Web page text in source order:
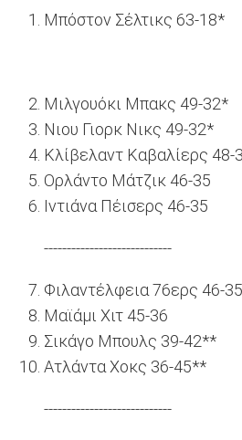
Μπόστον Σέλτικς 63-18*
Μιλγουόκι Μπακς 49-32*
Νιου Γιορκ Νικς 49-32*
Κλίβελαντ Καβαλίερς 48-
Ορλάντο Μάτζικ 46-35
Ιντιάνα Πέισερς 46-35
----------------------------
Φιλαντέλφεια 76ερς 46-35
Μαϊάμι Χιτ 45-36
Σικάγο Μπουλς 39-42**
Ατλάντα Χοκς 36-45**
----------------------------